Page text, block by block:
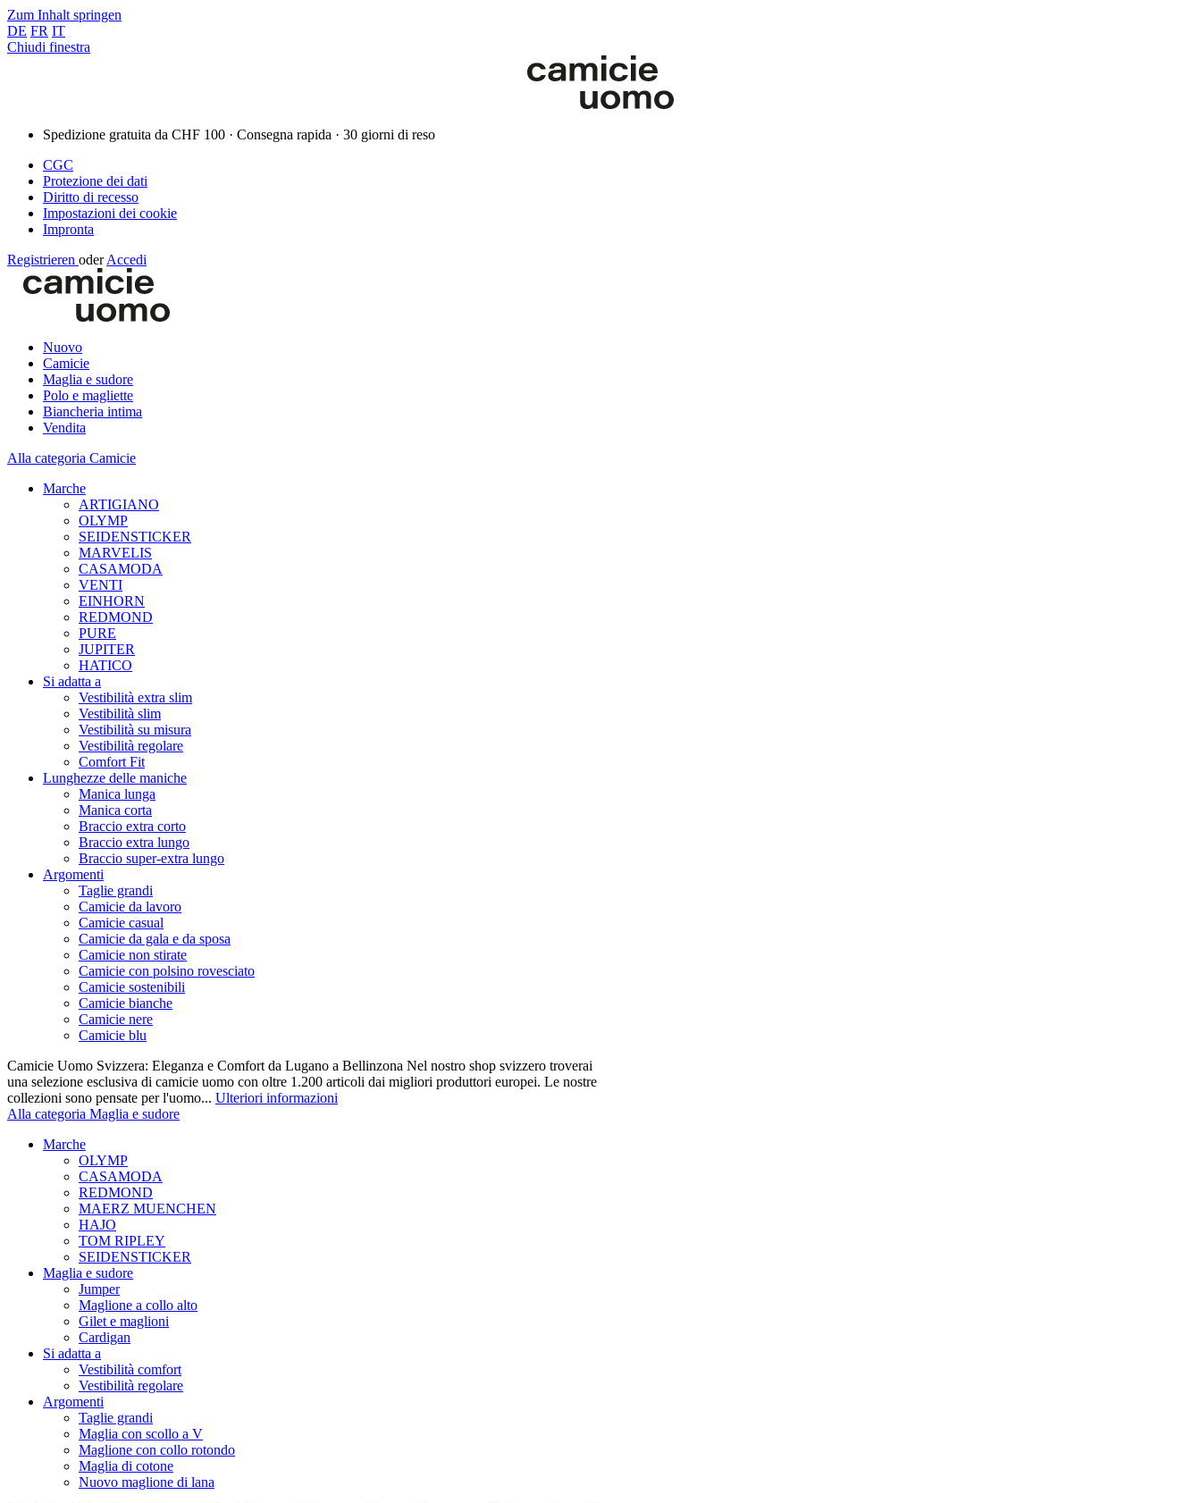
Zum Inhalt springen
DE FR IT
Chiudi finestra
Spedizione gratuita da CHF 100 · Consegna rapida · 30 giorni di reso
CGC
Protezione dei dati
Diritto di recesso
Impostazioni dei cookie
Impronta
Registrieren oder Accedi
Nuovo
Camicie
Maglia e sudore
Polo e magliette
Biancheria intima
Vendita
Alla categoria Camicie
Marche
ARTIGIANO
OLYMP
SEIDENSTICKER
MARVELIS
CASAMODA
VENTI
EINHORN
REDMOND
PURE
JUPITER
HATICO
Si adatta a
Vestibilità extra slim
Vestibilità slim
Vestibilità su misura
Vestibilità regolare
Comfort Fit
Lunghezze delle maniche
Manica lunga
Manica corta
Braccio extra corto
Braccio extra lungo
Braccio super-extra lungo
Argomenti
Taglie grandi
Camicie da lavoro
Camicie casual
Camicie da gala e da sposa
Camicie non stirate
Camicie con polsino rovesciato
Camicie sostenibili
Camicie bianche
Camicie nere
Camicie blu
Camicie Uomo Svizzera: Eleganza e Comfort da Lugano a Bellinzona Nel nostro shop svizzero troverai
una selezione esclusiva di camicie uomo con oltre 1.200 articoli dai migliori produttori europei. Le nostre
collezioni sono pensate per l'uomo... Ulteriori informazioni
Alla categoria Maglia e sudore
Marche
OLYMP
CASAMODA
REDMOND
MAERZ MUENCHEN
HAJO
TOM RIPLEY
SEIDENSTICKER
Maglia e sudore
Jumper
Maglione a collo alto
Gilet e maglioni
Cardigan
Si adatta a
Vestibilità comfort
Vestibilità regolare
Argomenti
Taglie grandi
Maglia con scollo a V
Maglione con collo rotondo
Maglia di cotone
Nuovo maglione di lana